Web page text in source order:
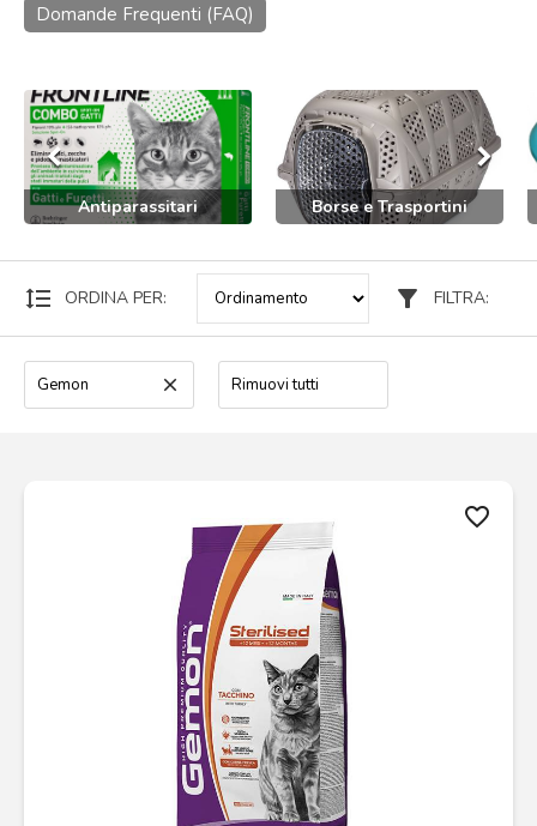
Domande Frequenti (FAQ)
keyboard_arrow_left
Antiparassitari Borse e Trasportini
keyboard_arrow_right
format_line_spacing ORDINA PER: filter_alt FILTRA:
Gemon clear Rimuovi tutti
favorite_border